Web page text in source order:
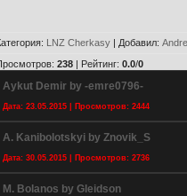
: LNZ Cherkasy | Добавил:
: 238 | Рейтинг: 0.0/0
Aykut Demir by -emre0796-
Дата: 23.05.2015 | Просмотров: 2444
A. Kanibolotskyi by Znovik_S
Дата: 30.05.2015 | Просмотров: 2736
M. Bolanos by Gleidson